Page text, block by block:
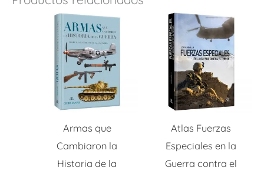
Armas que
Cambiaron la
Historia de la
Atlas Fuerzas
Especiales en la
Guerra contra el